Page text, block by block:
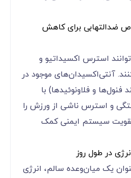
ضدالتهابی برای کاهش
استرس اکسیداتیو و
آنتی‌اکسیدان‌های موجود در
فنول‌ها و فلاونوئیدها) با
و استرس ناشی از ورزش را
سیستم ایمنی کمک
در طول روز
یک میان‌وعده سالم، انرژی